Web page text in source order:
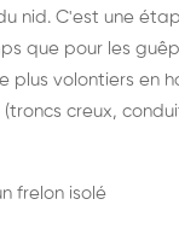
nid. C'est une
que pour les
plus volontiers en
creux,
frelon isolé